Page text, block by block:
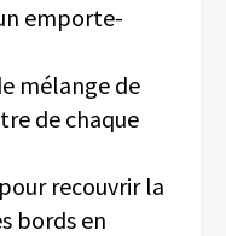
emporte-
mélange de
de chaque
recouvrir la
bords en